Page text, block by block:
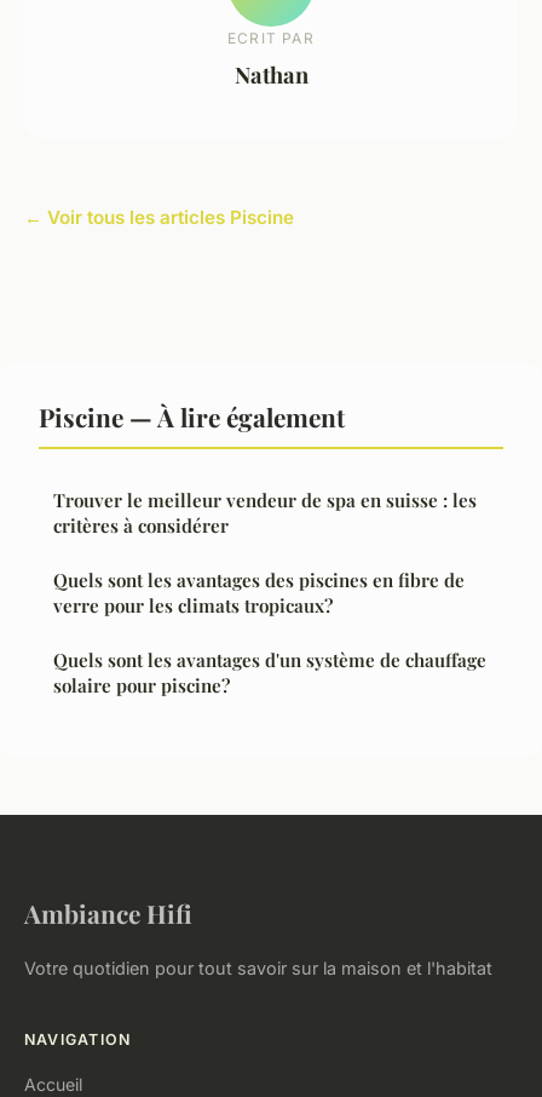
ECRIT PAR
Nathan
← Voir tous les articles Piscine
Piscine — À lire également
Trouver le meilleur vendeur de spa en suisse : les
critères à considérer
Quels sont les avantages des piscines en fibre de
verre pour les climats tropicaux?
Quels sont les avantages d'un système de chauffage
solaire pour piscine?
Ambiance Hifi
Votre quotidien pour tout savoir sur la maison et l'habitat
NAVIGATION
Accueil